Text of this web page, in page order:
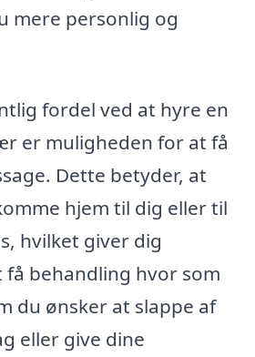
mere personlig og
fordel ved at hyre en
er muligheden for at få
Dette betyder, at
hjem til dig eller til
hvilket giver dig
behandling hvor som
du ønsker at slappe af
eller give dine